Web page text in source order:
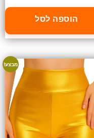
הוספה לסל
מבצע!